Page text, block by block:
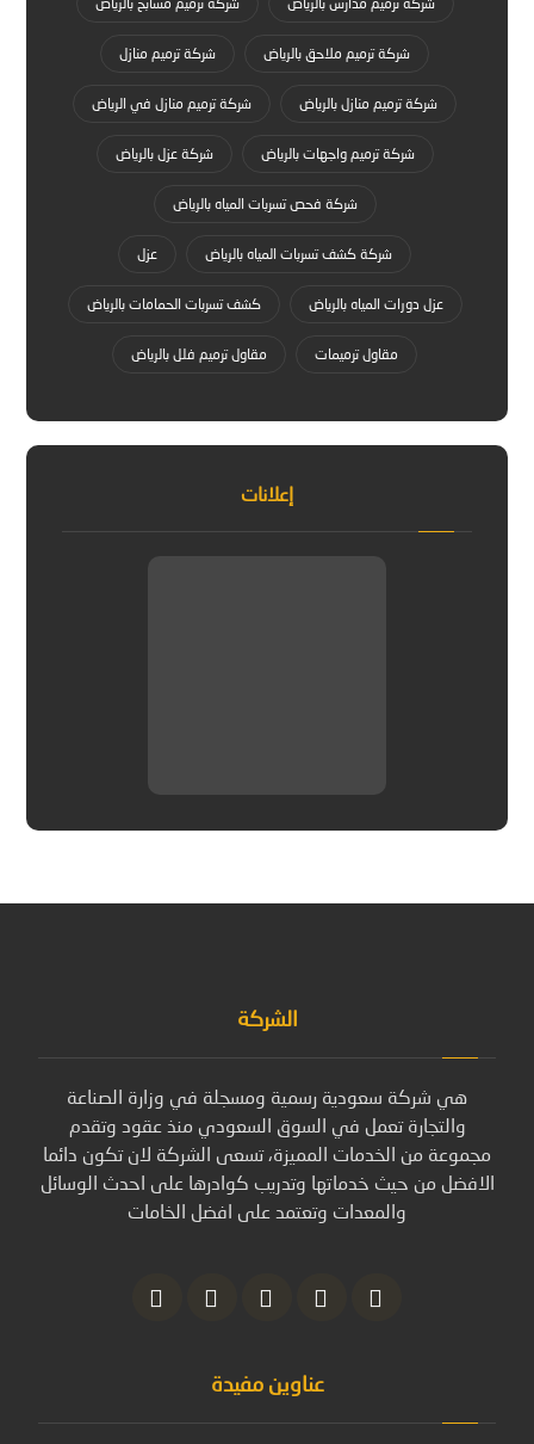
شركة ترميم ملاحق بالرياض شركة ترميم منازل
شركة ترميم منازل بالرياض شركة ترميم منازل في الرياض
شركة ترميم واجهات بالرياض شركة عزل بالرياض
شركة فحص تسربات المياه بالرياض
شركة كشف تسربات المياه بالرياض عزل
عزل دورات المياه بالرياض كشف تسربات الحمامات بالرياض
مقاول ترميمات مقاول ترميم فلل بالرياض
إعلانات
الشركة
هي شركة سعودية رسمية ومسجلة في وزارة الصناعة
والتجارة تعمل في السوق السعودي منذ عقود وتقدم
مجموعة من الخدمات المميزة، تسعى الشركة لان تكون دائما
الافضل من حيث خدماتها وتدريب كوادرها على احدث الوسائل
والمعدات وتعتمد على افضل الخامات
عناوين مفيدة